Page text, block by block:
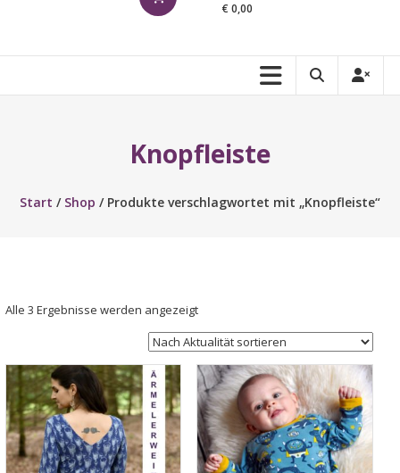
€ 0,00
Knopfleiste
Start / Shop / Produkte verschlagwortet mit „Knopfleiste“
Alle 3 Ergebnisse werden angezeigtNach
Aktualität
sortiert